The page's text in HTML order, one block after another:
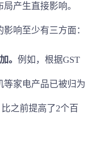
产生直接影响。
响至少有三方面：
。 例如，根据GST
等家电产品已被归为
之前提高了2个百